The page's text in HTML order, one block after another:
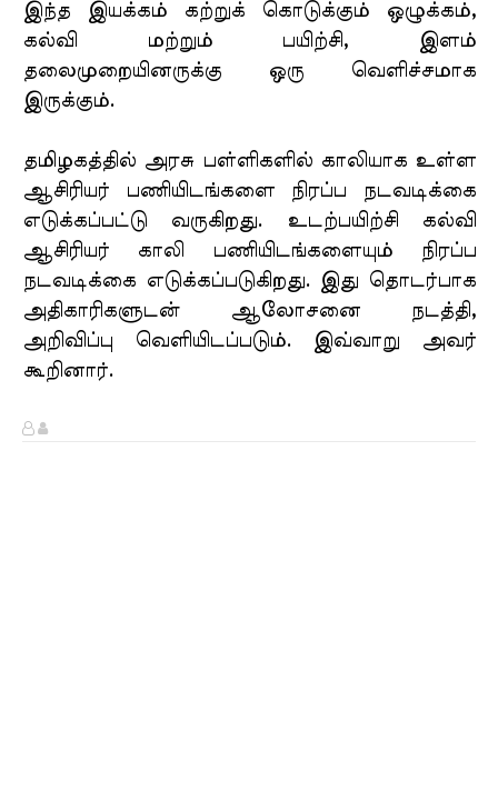
இந்த இயக்கம் கற்றுக் கொடுக்கும் ஒழுக்கம்,
கல்வி மற்றும் பயிற்சி, இளம்
தலைமுறையினருக்கு ஒரு வெளிச்சமாக
இருக்கும்.
தமிழகத்தில் அரசு பள்ளிகளில் காலியாக உள்ள
ஆசிரியர் பணியிடங்களை நிரப்ப நடவடிக்கை
எடுக்கப்பட்டு வருகிறது. உடற்பயிற்சி கல்வி
ஆசிரியர் காலி பணியிடங்களையும் நிரப்ப
நடவடிக்கை எடுக்கப்படுகிறது. இது தொடர்பாக
அதிகாரிகளுடன் ஆலோசனை நடத்தி,
அறிவிப்பு வெளியிடப்படும். இவ்வாறு அவர்
கூறினார்.